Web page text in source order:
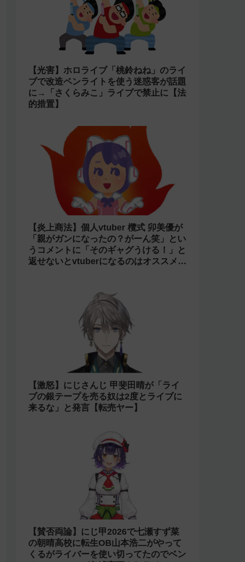
【光害】ホロライブ「桃鈴ねね」のライ
ブで改造ペンライトを使う迷惑客が話題
に→「さくらみこ」ライブで禁止に【法
的措置】
【炎上商法】個人vtuber 欖式 卯美優が
「親がガンになったの？がーん笑」とい
うコメントに「そのギャグうける！」と
返せないとvtuberになるのはオススメし
【激怒】にじさんじ 甲斐田晴が「ライ
ブの銀テープを売る奴は2度とライブに
来るな」と発言【転売ヤー】
【賛否両論】にじ甲2026で七瀬すず菜
の朝晴高校に転生OB山本浩二がやって
くるがライバーを使い切ってたのでベン